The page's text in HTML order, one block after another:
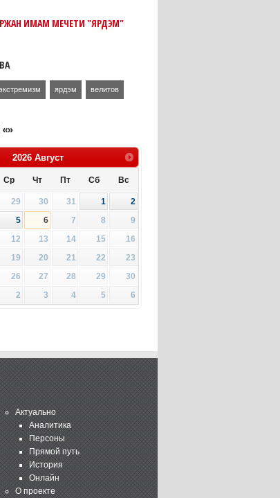
ИМАМ МЕЧЕТИ "ЯРДЭМ"
ярдэм велитов
«»
2026 Август
Ср Чт Пт Сб Вс
29 30 31 1
2
5 6 7 8
9
12 13 14 15
16
19 20 21 22
23
26 27 28 29
30
2 3 4 5 6
Актуально
Аналитика
Персоны
Прямой путь
История
Онлайн
О проекте